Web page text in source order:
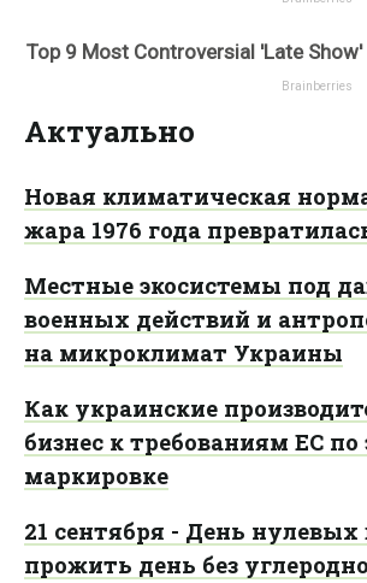
Актуально
Новая климатическая
жара 1976 года
Местные экосистемы под
военных действий и
на микроклимат Украины
Как украинские
бизнес к требованиям ЕС по
маркировке
21 сентября - День нулевых
прожить день без